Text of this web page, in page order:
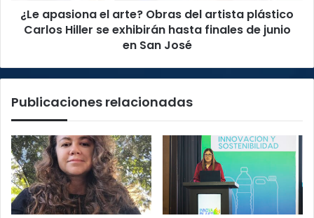
Hiller
finales
junio
José
¿Le apasiona el arte? Obras del artista plástico
Carlos Hiller se exhibirán hasta finales de junio
en San José
Publicaciones relacionadas